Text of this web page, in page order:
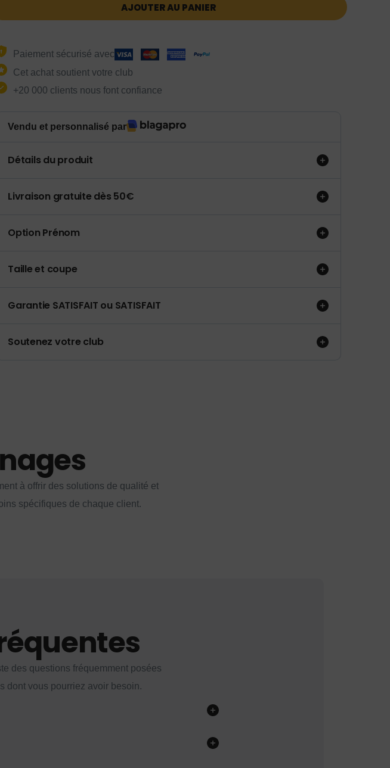
AJOUTER AU PANIER
Paiement sécurisé avec
Cet achat soutient votre club
+20 000 clients nous font confiance
Vendu et personnalisé par
Détails du produit
Livraison gratuite dès 50€
Option Prénom
Taille et coupe
Garantie SATISFAIT ou SATISFAIT
Soutenez votre club
à offrir des solutions de qualité et
spécifiques de chaque client.
des questions fréquemment posées
dont vous pourriez avoir besoin.